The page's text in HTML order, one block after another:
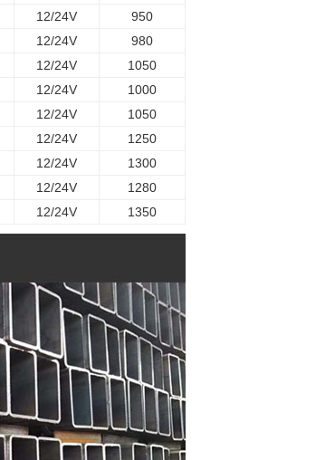
12/24V
950
12/24V
980
12/24V
1050
12/24V
1000
12/24V
1050
12/24V
1250
12/24V
1300
12/24V
1280
12/24V 1350